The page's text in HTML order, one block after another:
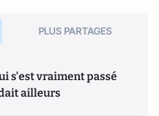
PLUS PARTAGES
s'est vraiment passé
ailleurs